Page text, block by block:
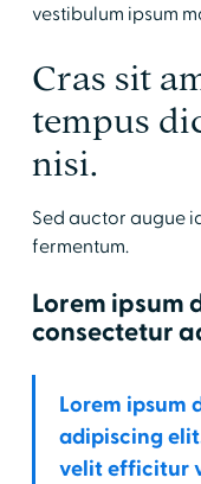
vestibulum ipsum
Cras sit
tempus
nisi.
Sed auctor augue
fermentum.
Lorem ipsum
consectetur
Lorem ipsum
adipiscing
velit efficitur